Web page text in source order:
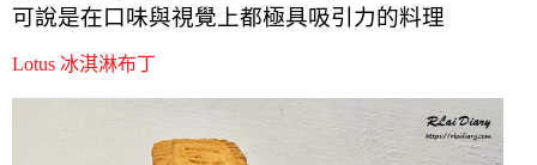
可說是在口味與視覺上都極具吸引力的料理
Lotus 冰淇淋布丁